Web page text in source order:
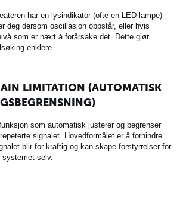
har en lysindikator (ofte en LED-lampe)
deg dersom oscillasjon oppstår, eller hvis
som er nært å forårsake det. Dette gjør
enklere.
LIMITATION (AUTOMATISK
som automatisk justerer og begrenser
signalet. Hovedformålet er å forhindre
blir for kraftig og kan skape forstyrrelser for
systemet selv.